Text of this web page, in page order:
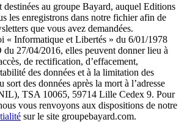
destinées au groupe Bayard, auquel Editions
les enregistrons dans notre fichier afin de
que vous avez demandées.
« Informatique et Libertés » du 6/01/1978
27/04/2016, elles peuvent donner lieu à
de rectification, d’effacement,
des données et à la limitation des
sort des données après la mort à l’adresse
TSA 10065, 59714 Lille Cedex 9. Pour
vous renvoyons aux dispositions de notre
sur le site groupebayard.com.